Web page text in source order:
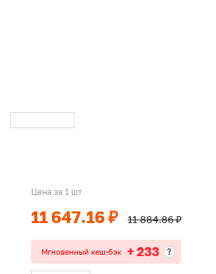
Цена за 1 шт
11 647.16 ₽ 11 884.86 ₽
Мгновенный кеш-бэк + 233 ?